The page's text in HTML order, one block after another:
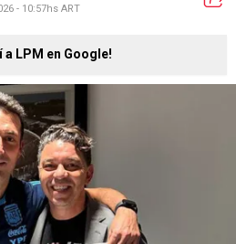
- 10:57hs ART
a LPM en Google!